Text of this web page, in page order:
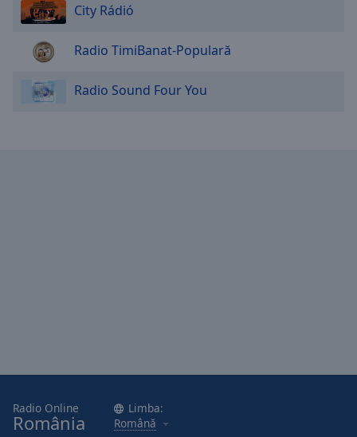
Edge
Font
Family
City Rádió
Radio TimiBanat-Populară
Radio Sound Four You
Radio Online
România
Limba:
Română